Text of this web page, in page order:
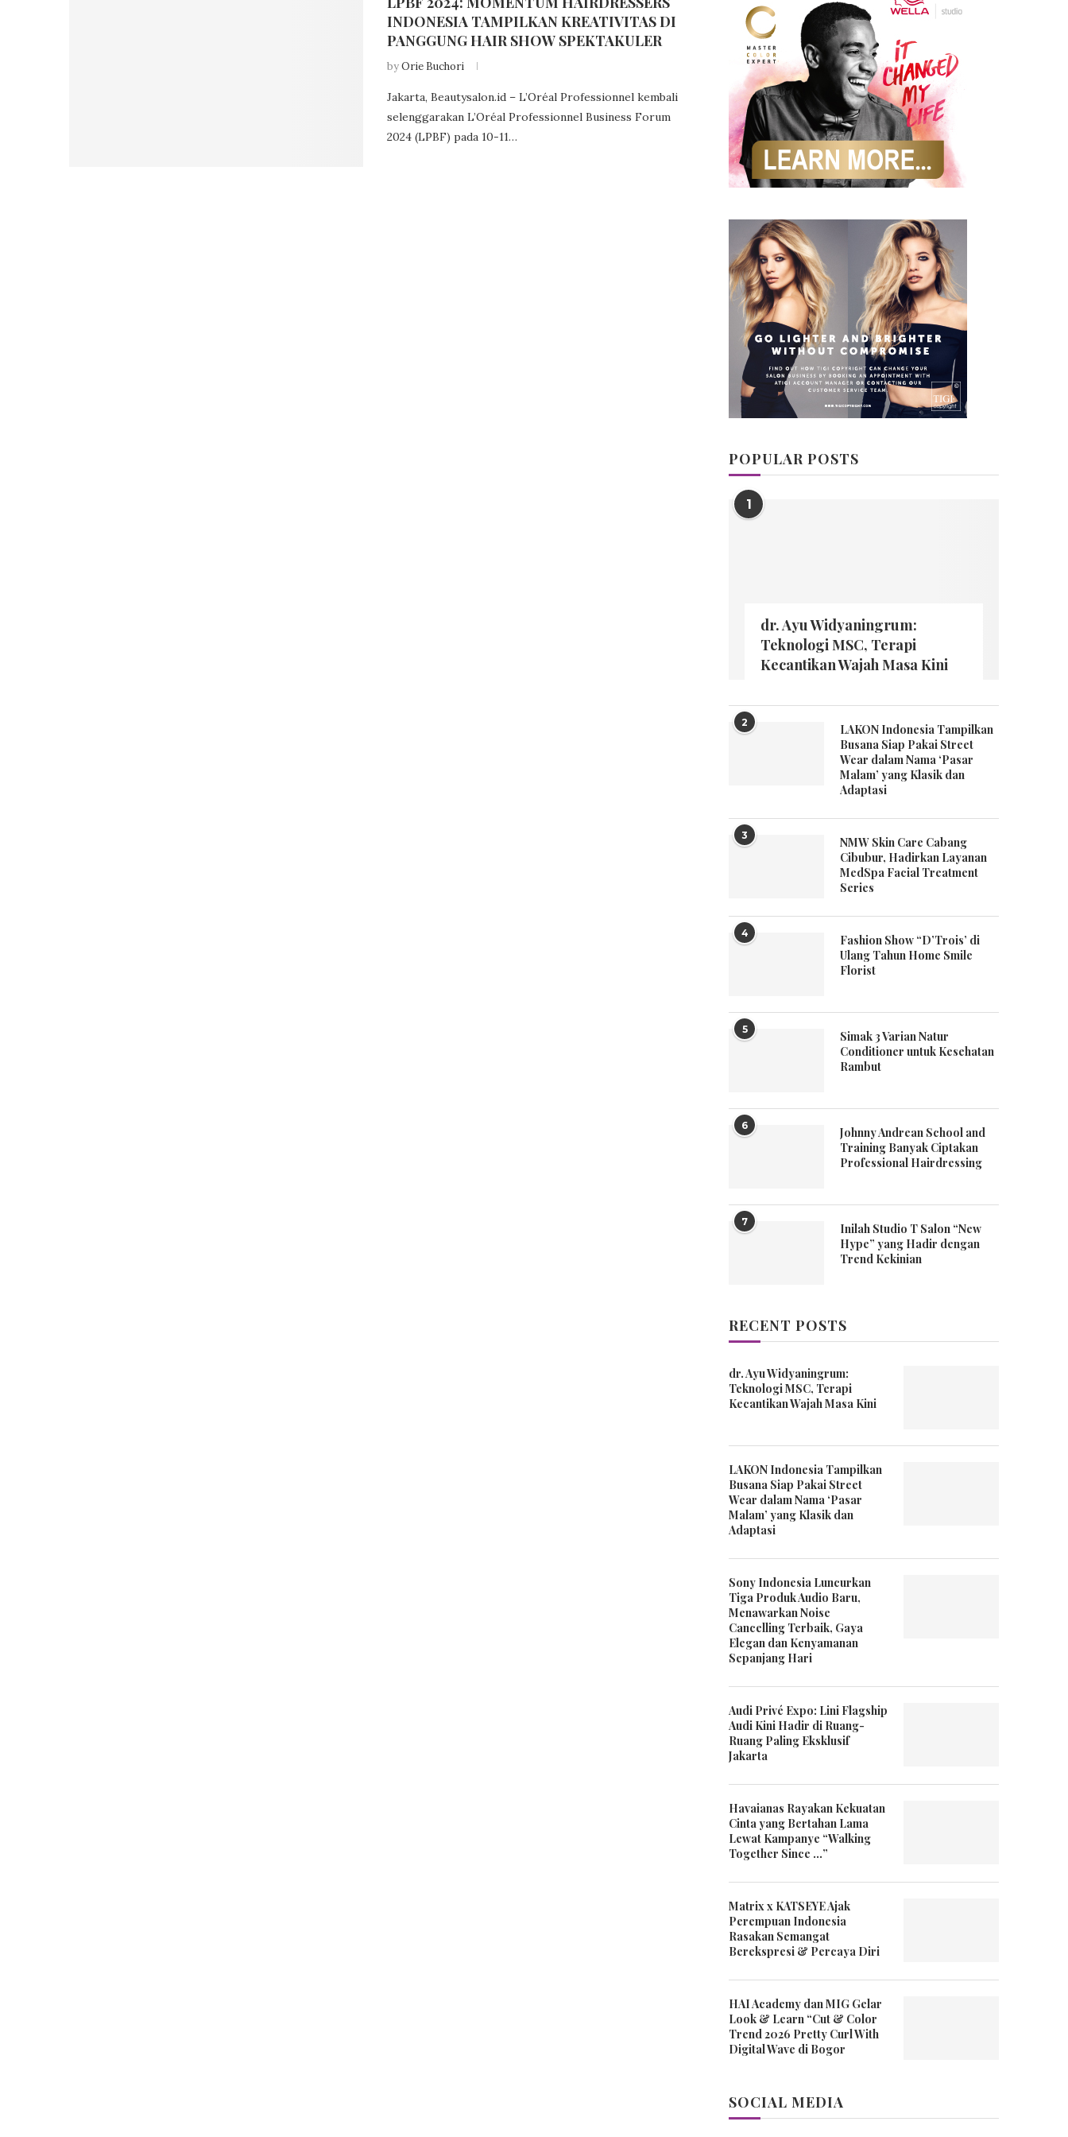
INDONESIA TAMPILKAN KREATIVITAS DI
PANGGUNG HAIR SHOW SPEKTAKULER
byOrie Buchori
Jakarta, Beautysalon.id – L’Oréal Professionnel kembali
selenggarakan L’Oréal Professionnel Business Forum
2024 (LPBF) pada 10-11…
POPULAR POSTS
1
dr. Ayu Widyaningrum:
Teknologi MSC, Terapi
Kecantikan Wajah Masa Kini
2
LAKON Indonesia Tampilkan
Busana Siap Pakai Street
Wear dalam Nama ‘Pasar
Malam’ yang Klasik dan
Adaptasi
3
NMW Skin Care Cabang
Cibubur, Hadirkan Layanan
MedSpa Facial Treatment
Series
4
Fashion Show “D’Trois’ di
Ulang Tahun Home Smile
Florist
5
Simak 3 Varian Natur
Conditioner untuk Kesehatan
Rambut
6
Johnny Andrean School and
Training Banyak Ciptakan
Professional Hairdressing
7
Inilah Studio T Salon “New
Hype” yang Hadir dengan
Trend Kekinian
RECENT POSTS
dr. Ayu Widyaningrum:
Teknologi MSC, Terapi
Kecantikan Wajah Masa Kini
LAKON Indonesia Tampilkan
Busana Siap Pakai Street
Wear dalam Nama ‘Pasar
Malam’ yang Klasik dan
Adaptasi
Sony Indonesia Luncurkan
Tiga Produk Audio Baru,
Menawarkan Noise
Cancelling Terbaik, Gaya
Elegan dan Kenyamanan
Sepanjang Hari
Audi Privé Expo: Lini Flagship
Audi Kini Hadir di Ruang-
Ruang Paling Eksklusif
Jakarta
Havaianas Rayakan Kekuatan
Cinta yang Bertahan Lama
Lewat Kampanye “Walking
Together Since …”
Matrix x KATSEYE Ajak
Perempuan Indonesia
Rasakan Semangat
Berekspresi & Percaya Diri
HAI Academy dan MIG Gelar
Look & Learn “Cut & Color
Trend 2026 Pretty Curl With
Digital Wave di Bogor
SOCIAL MEDIA